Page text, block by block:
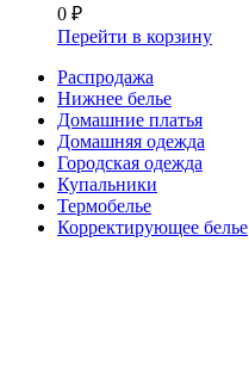
0 ₽
Перейти в корзину
Распродажа
Нижнее белье
Домашние платья
Домашняя одежда
Городская одежда
Купальники
Термобелье
Корректирующее белье